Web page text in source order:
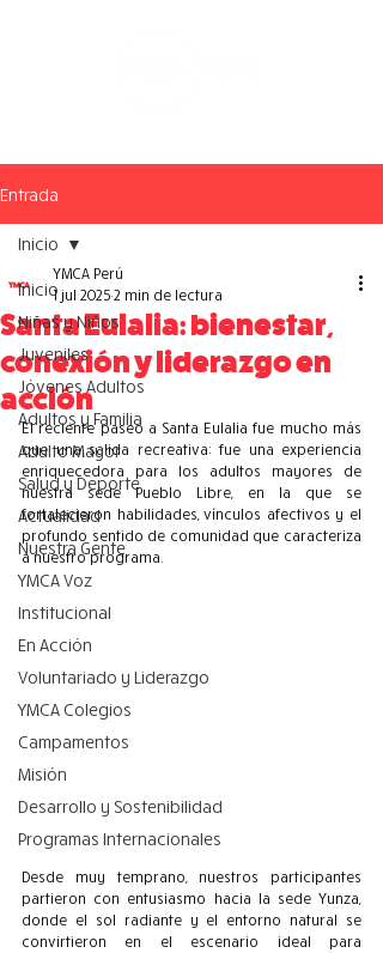
Entrada
Inicio
Niñas y Niños
Juveniles
Jóvenes Adultos
Adultos y Familia
Adulto Mayor
Salud y Deporte
Actualidad
Nuestra Gente
YMCA Voz
Institucional
En Acción
Voluntariado y Liderazgo
YMCA Colegios
Campamentos
Misión
Desarrollo y Sostenibilidad
Programas Internacionales
Inicio
Santa Eulalia: bienestar,
conexión y liderazgo en
acción
YMCA Perú
1 jul 2025 2 min de lectura
El reciente paseo a Santa Eulalia fue mucho más
que una salida recreativa: fue una experiencia
enriquecedora para los adultos mayores de
nuestra sede Pueblo Libre, en la que se
fortalecieron habilidades, vínculos afectivos y el
profundo sentido de comunidad que caracteriza
a nuestro programa.
Desde muy temprano, nuestros participantes
partieron con entusiasmo hacia la sede Yunza,
donde el sol radiante y el entorno natural se
convirtieron en el escenario ideal para